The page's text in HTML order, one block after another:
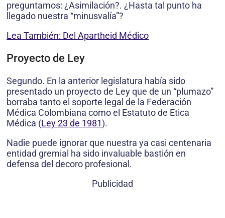
preguntamos: ¿Asimilación?. ¿Hasta tal punto ha
llegado nuestra “minusvalía”?
Lea También: Del Apartheid Médico
Proyecto de Ley
Segundo. En la anterior legislatura había sido
presentado un proyecto de Ley que de un “plumazo”
borraba tanto el soporte legal de la Federación
Médica Colombiana como el Estatuto de Etica
Médica (Ley 23 de 1981).
Nadie puede ignorar que nuestra ya casi centenaria
entidad gremial ha sido invaluable bastión en
defensa del decoro profesional.
Publicidad